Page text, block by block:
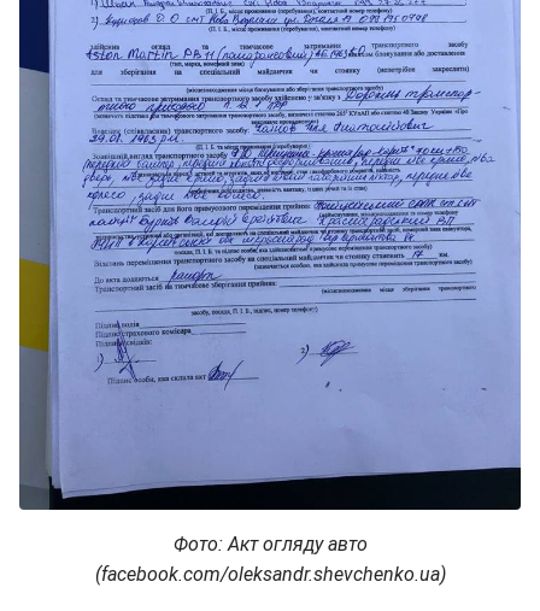
Фото: Акт огляду авто
(facebook.com/oleksandr.shevchenko.ua)